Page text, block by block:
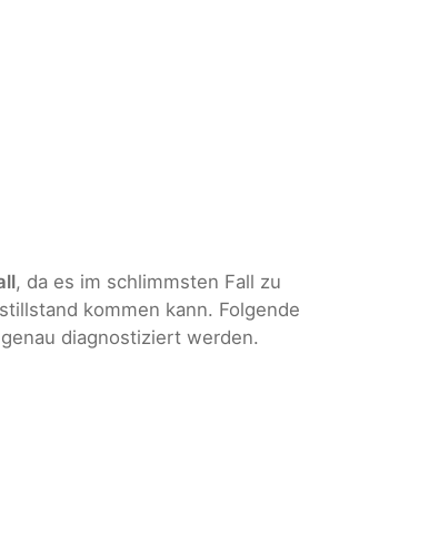
, da es im schlimmsten Fall zu
kommen kann. Folgende
diagnostiziert werden.